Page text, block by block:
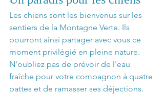
Les chiens sont les bienvenus sur les
sentiers de la Montagne Verte. Ils
pourront ainsi partager avec vous ce
moment privilégié en pleine nature.
N'oubliez pas de prévoir de l'eau
fraîche pour votre compagnon à quatre
pattes et de ramasser ses déjections.